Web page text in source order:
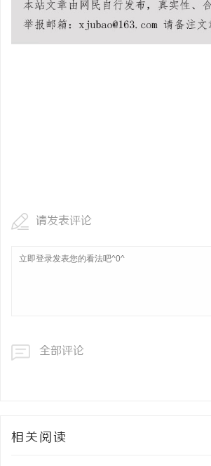
请发表评论
全部评论
相关阅读